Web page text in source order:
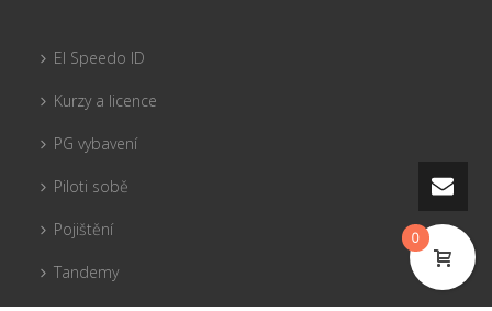
El Speedo ID
Kurzy a licence
PG vybavení
Piloti sobě
Pojištění
Tandemy
0